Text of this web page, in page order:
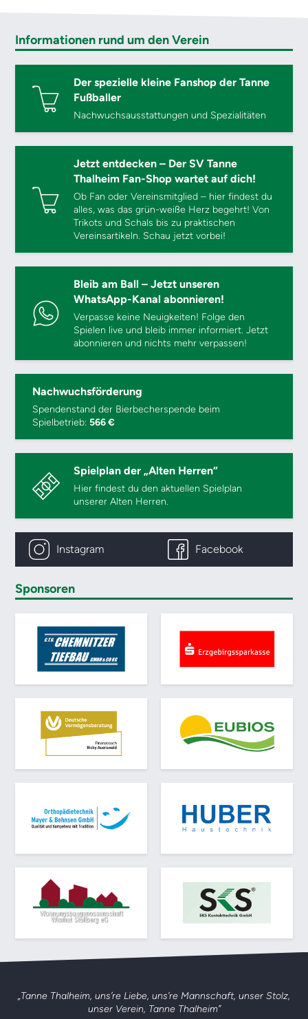
Informationen rund um den Verein
Der spezielle kleine Fanshop der Tanne
Fußballer
Nachwuchsausstattungen und Spezialitäten
Jetzt entdecken – Der SV Tanne
Thalheim Fan-Shop wartet auf dich!
Ob Fan oder Vereinsmitglied – hier findest du
alles, was das grün-weiße Herz begehrt! Von
Trikots und Schals bis zu praktischen
Vereinsartikeln. Schau jetzt vorbei!
Bleib am Ball – Jetzt unseren
WhatsApp-Kanal abonnieren!
Verpasse keine Neuigkeiten! Folge den
Spielen live und bleib immer informiert. Jetzt
abonnieren und nichts mehr verpassen!
Nachwuchsförderung
Spendenstand der Bierbecherspende beim
Spielbetrieb:566 €
Spielplan der „Alten Herren“
Hier findest du den aktuellen Spielplan
unserer Alten Herren.
Instagram Facebook
Sponsoren
„Tanne Thalheim, uns’re Liebe, uns’re Mannschaft, unser Stolz,
unser Verein, Tanne Thalheim”